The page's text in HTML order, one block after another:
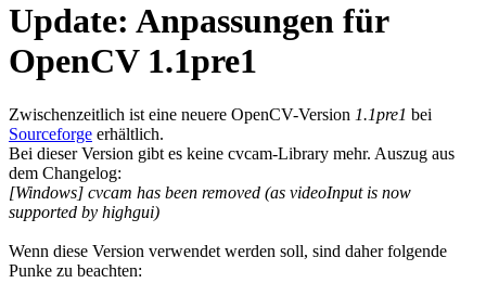
Update: Anpassungen für
OpenCV 1.1pre1
Zwischenzeitlich ist eine neuere OpenCV-Version 1.1pre1 bei
Sourceforge erhältlich.
Bei dieser Version gibt es keine cvcam-Library mehr. Auszug aus
dem Changelog:
[Windows] cvcam has been removed (as videoInput is now
supported by highgui)
Wenn diese Version verwendet werden soll, sind daher folgende
Punke zu beachten: